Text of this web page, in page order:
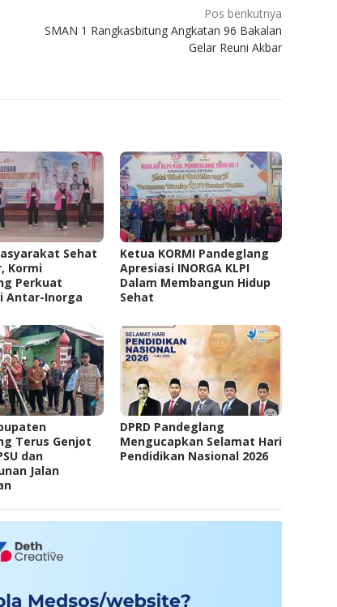
Pos berikutnya
SMAN 1 Rangkasbitung Angkatan 96 Bakalan
Gelar Reuni Akbar
Sehat
Kormi
Perkuat
Antar-Inorga
Ketua KORMI Pandeglang
Apresiasi INORGA KLPI
Dalam Membangun Hidup
Sehat
Terus Genjot
dan
Jalan
DPRD Pandeglang
Mengucapkan Selamat Hari
Pendidikan Nasional 2026